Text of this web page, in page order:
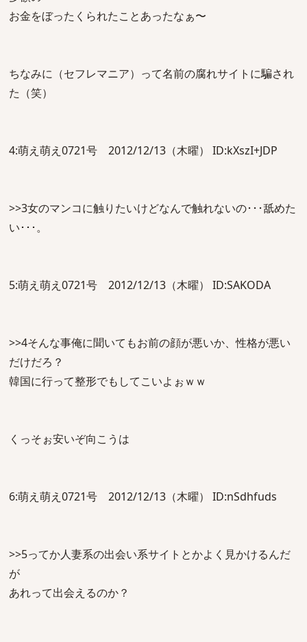
お金をぼったくられたことあったなぁ〜
ちなみに（セフレマニア）って名前の腐れサイトに騙され
た（笑）
4:萌え萌え0721号 2012/12/13（木曜） ID:kXszI+JDP
>>3女のマンコに触りたいけどなんで触れないの･･･舐めた
い･･･。
5:萌え萌え0721号 2012/12/13（木曜） ID:SAKODA
>>4そんな事俺に聞いてもお前の顔が悪いか、性格が悪い
だけだろ？
韓国に行って整形でもしてこいよぉｗｗ
くっそぉ安いぞ向こうは
6:萌え萌え0721号 2012/12/13（木曜） ID:nSdhfuds
>>5ってか人妻系の出会い系サイトとかよく見かけるんだ
が
あれって出会えるのか？